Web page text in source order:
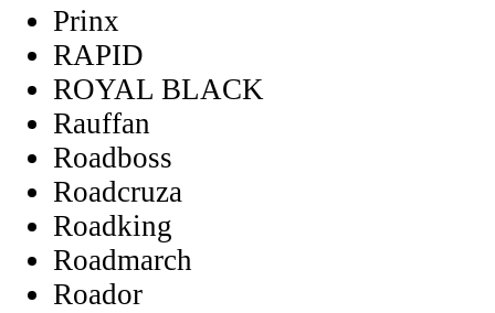
Prinx
RAPID
ROYAL BLACK
Rauffan
Roadboss
Roadcruza
Roadking
Roadmarch
Roador